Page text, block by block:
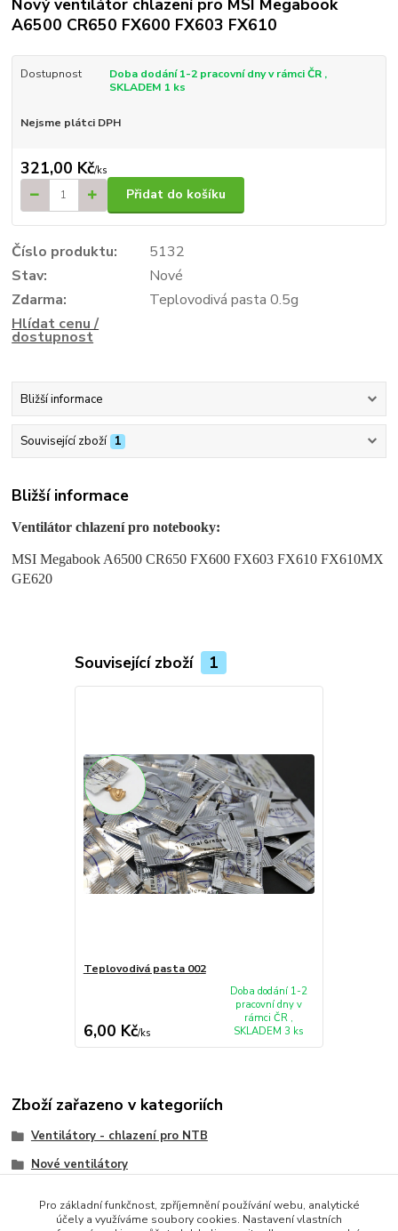
Nový ventilátor chlazení pro MSI Megabook
A6500 CR650 FX600 FX603 FX610
Dostupnost
Doba dodání 1-2 pracovní dny v rámci ČR ,
SKLADEM 1 ks
Nejsme plátci DPH
321,00 Kč/ks
Přidat do košíku
Číslo produktu:
5132
Stav:
Nové
Zdarma:
Teplovodivá pasta 0.5g
Hlídat cenu /
dostupnost
Bližší informace
Související zboží 1
Bližší informace
Ventilátor chlazení pro notebooky:
MSI Megabook A6500 CR650 FX600 FX603 FX610 FX610MX
GE620
Související zboží 1
Teplovodivá pasta 002
6,00 Kč/ks
Doba dodání 1-2
pracovní dny v
rámci ČR ,
SKLADEM 3 ks
Zboží zařazeno v kategoriích
Ventilátory - chlazení pro NTB
Nové ventilátory
Pro základní funkčnost, zpříjemnění používání webu, analytické
účely a využíváme soubory cookies. Nastavení vlastních